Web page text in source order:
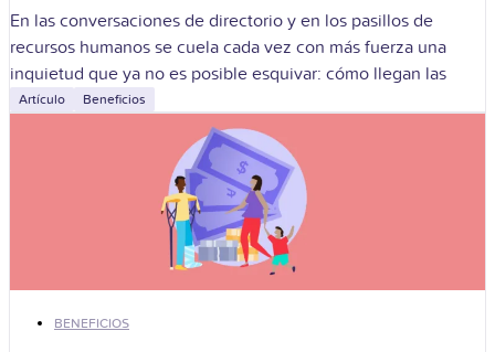
En las conversaciones de directorio y en los pasillos de
recursos humanos se cuela cada vez con más fuerza una
inquietud que ya no es posible esquivar: cómo llegan las
Artículo Beneficios
BENEFICIOS